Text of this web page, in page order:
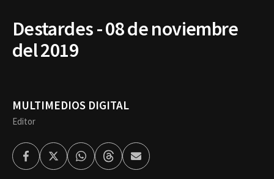
Destardes - 08 de noviembre
del 2019
MULTIMEDIOS DIGITAL
Editor
FacebookTwitterWhatsappThreadsEnviar
por